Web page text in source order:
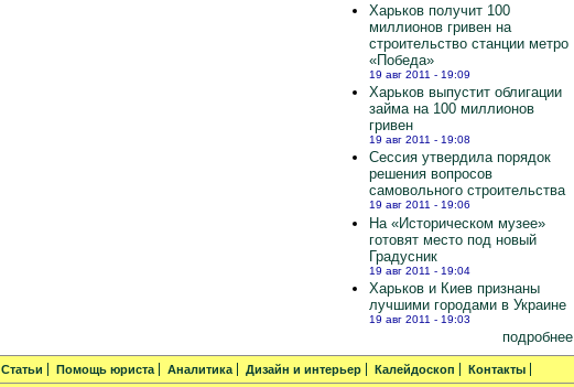
Харьков получит 100
миллионов гривен на
строительство станции метро
«Победа»
19 авг 2011 - 19:09
Харьков выпустит облигации
займа на 100 миллионов
гривен
19 авг 2011 - 19:08
Сессия утвердила порядок
решения вопросов
самовольного строительства
19 авг 2011 - 19:06
На «Историческом музее»
готовят место под новый
Градусник
19 авг 2011 - 19:04
Харьков и Киев признаны
лучшими городами в Украине
19 авг 2011 - 19:03
подробнее
Статьи Помощь юриста Аналитика Дизайн и интерьер Калейдоскоп Контакты